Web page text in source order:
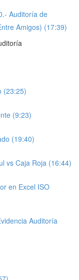
Auditoría de
Amigos) (17:39)
(23:25)
(9:23)
(19:40)
vs Caja Roja (16:44)
en Excel ISO
Auditoría